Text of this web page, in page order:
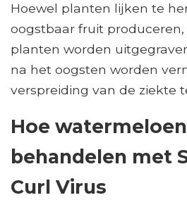
Hoewel planten lijken te
oogstbaar fruit
planten worden
na het oogsten worden
verspreiding van de ziekte
Hoe
behandelen met
Curl Virus